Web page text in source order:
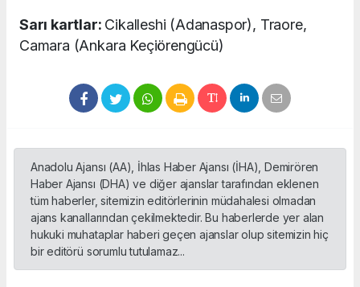
Sarı kartlar: Cikalleshi (Adanaspor), Traore,
Camara (Ankara Keçiörengücü)
Anadolu Ajansı (AA), İhlas Haber Ajansı (İHA), Demirören
Haber Ajansı (DHA) ve diğer ajanslar tarafından eklenen
tüm haberler, sitemizin editörlerinin müdahalesi olmadan
ajans kanallarından çekilmektedir. Bu haberlerde yer alan
hukuki muhataplar haberi geçen ajanslar olup sitemizin hiç
bir editörü sorumlu tutulamaz...